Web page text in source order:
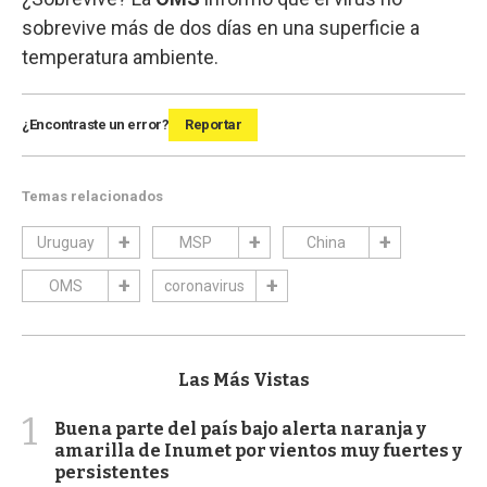
sobrevive más de dos días en una superficie a
temperatura ambiente.
¿Encontraste un error? Reportar
Temas relacionados
Uruguay MSP China
OMS coronavirus
Las Más Vistas
1
Buena parte del país bajo alerta naranja y
amarilla de Inumet por vientos muy fuertes y
persistentes